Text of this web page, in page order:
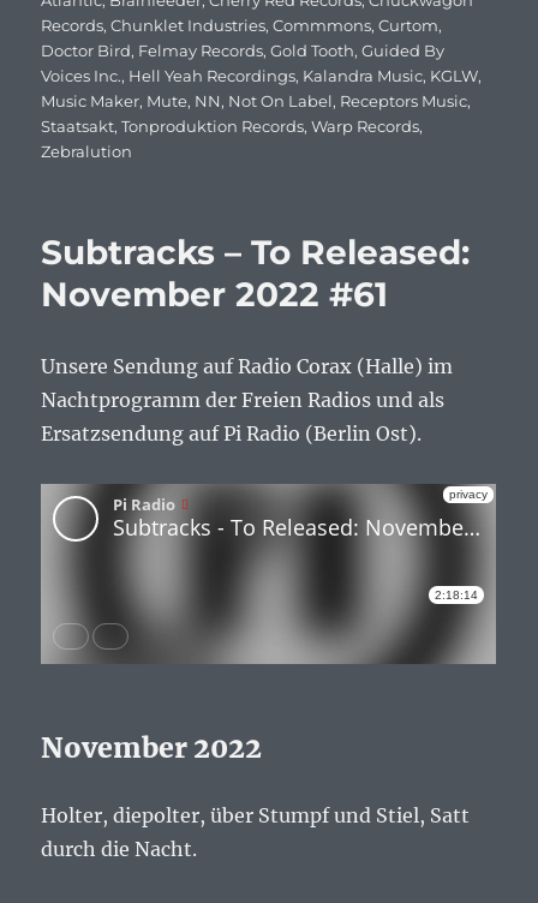
Records,Chunklet Industries,Commmons,Curtom,
Doctor Bird, Felmay Records,Gold Tooth,Guided By
Voices Inc., Hell Yeah Recordings, Kalandra Music, KGLW,
Music Maker, Mute, NN, Not On Label, Receptors Music,
Staatsakt,Tonproduktion Records,Warp Records,
Zebralution
Subtracks – To Released:
November 2022 #61
Unsere Sendung auf Radio Corax (Halle) im
Nachtprogramm der Freien Radios und als
Ersatzsendung auf Pi Radio (Berlin Ost).
November 2022
Holter, diepolter, über Stumpf und Stiel, Satt
durch die Nacht.